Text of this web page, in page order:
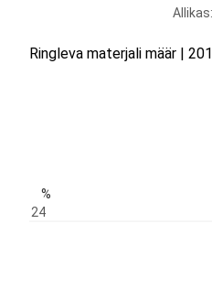
Ringleva materjali määr |
24
%